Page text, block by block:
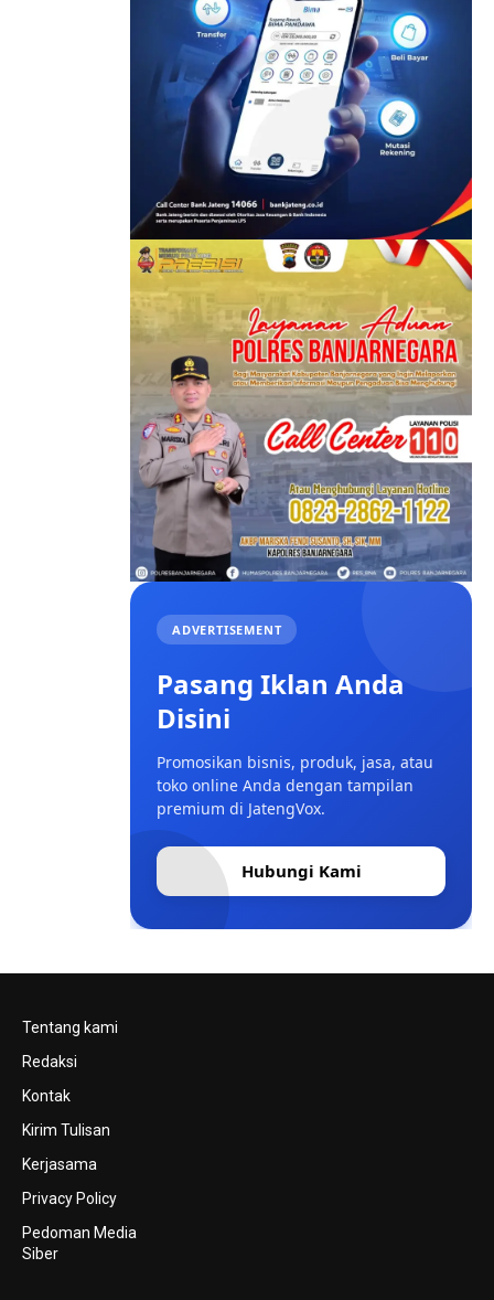
ADVERTISEMENT
Pasang Iklan Anda
Disini
Promosikan bisnis, produk, jasa, atau
toko online Anda dengan tampilan
premium di JatengVox.
Hubungi Kami
Tentang kami
Redaksi
Kontak
Kirim Tulisan
Kerjasama
Privacy Policy
Pedoman Media
Siber